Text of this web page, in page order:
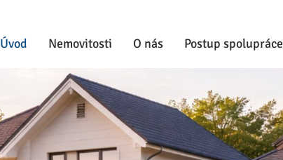
Úvod Nemovitosti O nás Postup spolupráce